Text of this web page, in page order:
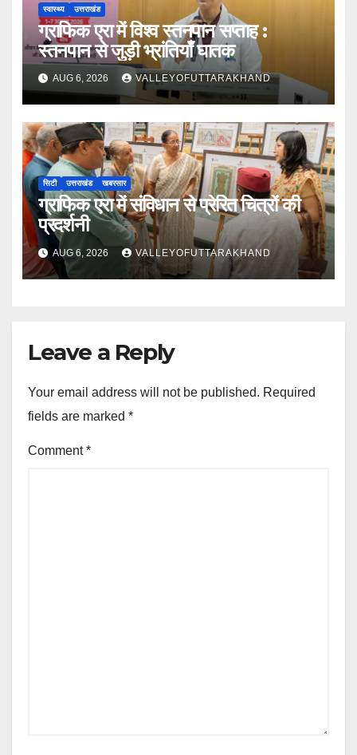
स्वास्थ्य उत्तराखंड
ग्राफिक एरा में विश्व स्तनपान सप्ताह :
स्तनपान से जुड़ी भ्रांतियाँ घातक
AUG 6, 2026 VALLEYOFUTTARAKHAND
सिटी उत्तराखंड खबरसार
ग्राफिक एरा में संविधान से प्रेरित चित्रों की
प्रदर्शनी
AUG 6, 2026 VALLEYOFUTTARAKHAND
Leave a Reply
Your email address will not be published. Required
fields are marked *
Comment*